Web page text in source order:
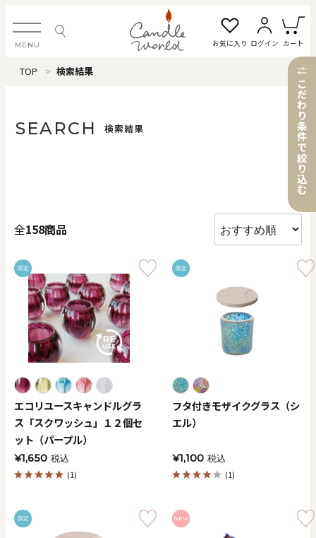
MENU お気に入り ログイン カート
ログイン・新規会員登録
#タグから探す
価格で探す
0
クリア
色で探す
TOP 検索結果
SEARCH 検索結果
全158商品
限定
エコリユースキャンドルグラ
ス「スクワッシュ」１２個セ
ット（パープル）
¥1,650 税込
(1)
限定
フタ付きモザイクグラス（シ
エル）
¥1,100 税込
(1)
限定 NEW
こ
だ
わ
り
条
件
で
絞
り
込
む